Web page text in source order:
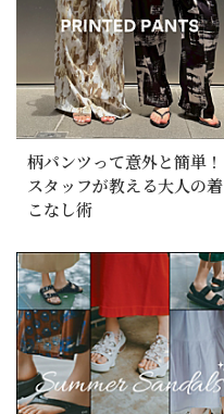
柄パンツって意外と簡単！
スタッフが教える大人の着
こなし術